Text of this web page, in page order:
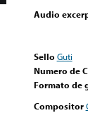
Audio
Sello Guti
Numero de
Formato de
Compositor